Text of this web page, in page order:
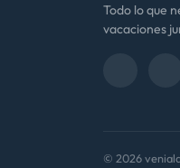
Todo lo que
vacaciones
© 2026